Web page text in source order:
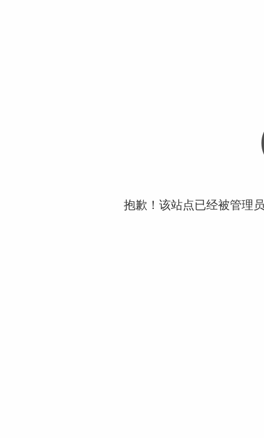
抱歉！该站点已经被管理